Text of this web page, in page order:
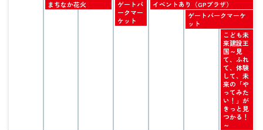
2026
2026
火
曜
まちなか花火
木
曜
日,
8
ゲートパ
ークマー
ケット
金
曜
イベントあり（GPプラザ）
土
曜
日,
ゲートパークマーケ
ット
日
曜
日,
8
月
23rd
2026
こども未
来建設王
国～見
て、ふれ
て、体験
して、未
来の「や
ってみた
い！」が
きっと見
つかる！
～